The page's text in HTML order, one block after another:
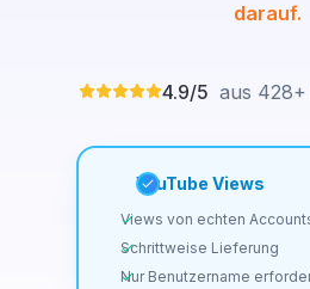
darauf.
4.9/5 aus
YouTube Views
Views von echten
Schrittweise Lieferung
Nur Benutzername